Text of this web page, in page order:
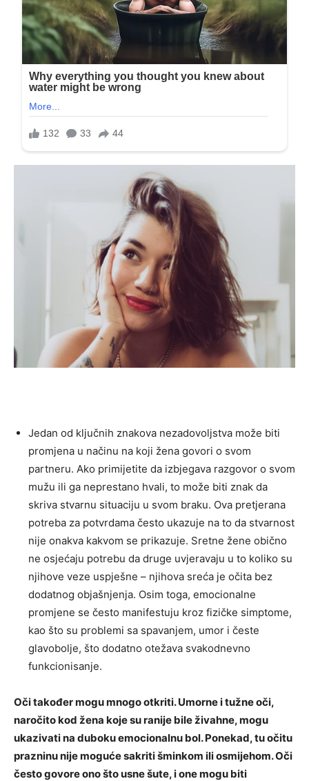
Jedan od ključnih znakova nezadovoljstva može biti
promjena u načinu na koji žena govori o svom
partneru. Ako primijetite da izbjegava razgovor o svom
mužu ili ga neprestano hvali, to može biti znak da
skriva stvarnu situaciju u svom braku. Ova pretjerana
potreba za potvrdama često ukazuje na to da stvarnost
nije onakva kakvom se prikazuje. Sretne žene obično
ne osjećaju potrebu da druge uvjeravaju u to koliko su
njihove veze uspješne – njihova sreća je očita bez
dodatnog objašnjenja. Osim toga, emocionalne
promjene se često manifestuju kroz fizičke simptome,
kao što su problemi sa spavanjem, umor i česte
glavobolje, što dodatno otežava svakodnevno
funkcionisanje.
Oči također mogu mnogo otkriti. Umorne i tužne oči,
naročito kod žena koje su ranije bile živahne, mogu
ukazivati na duboku emocionalnu bol. Ponekad, tu očitu
prazninu nije moguće sakriti šminkom ili osmijehom.Oči
često govore ono što usne šute, i one mogu biti